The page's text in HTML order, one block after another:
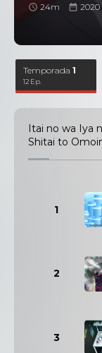
24m 2020
Temporada1
12 Ep.
Itai no wa Iya
Shitai to
1
2
3